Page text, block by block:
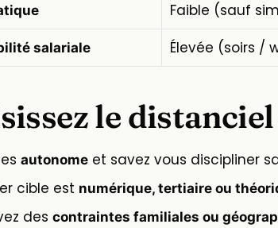
Faible (sauf
salariale Élevée (soirs /
le
autonome et savez vous discipliner
cible est numérique, tertiaire ou
des contraintes familiales ou